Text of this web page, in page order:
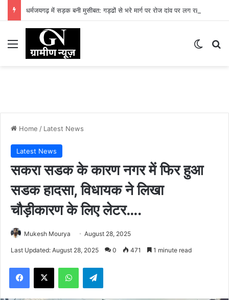
Menu
Home / Latest News
Latest News
सकरा सडक के कारण नगर में फिर हुआ
सडक हादसा, विधायक ने लिखा
चौड़ीकारण के लिए लेटर….
Mukesh Mourya August 28, 2025
Last Updated: August 28, 2025 0 471 1 minute read
Facebook
X WhatsAppTelegram